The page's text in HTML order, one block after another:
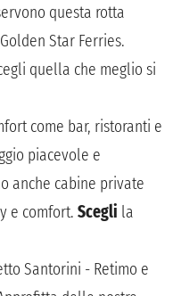
questa rotta
Star Ferries.
quella che meglio si
come bar, ristoranti e
piacevole e
anche cabine private
e comfort. Scegli la
Santorini - Retimo e